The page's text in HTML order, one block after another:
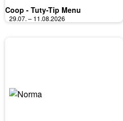
Coop - Tuty-Tip Menu
29.07. – 11.08.2026